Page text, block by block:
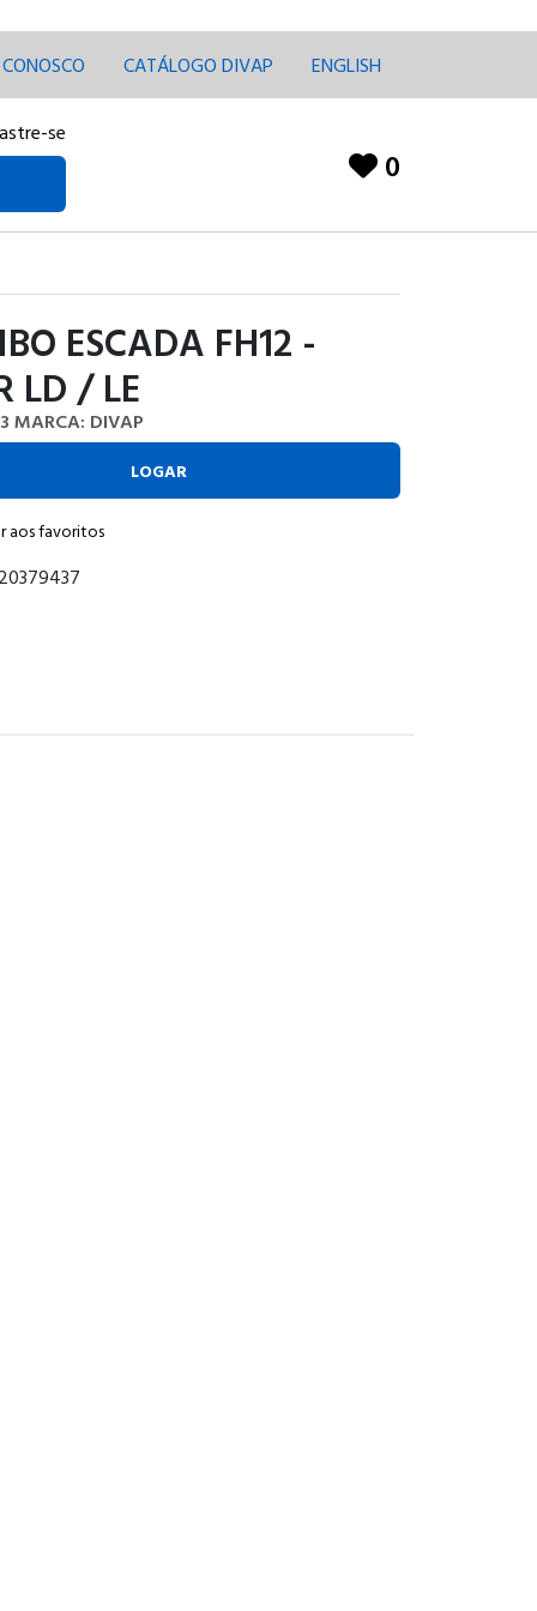
CATÁLOGO DIVAP ENGLISH
se
0
ESCADA FH12 -
LD / LE
MARCA: DIVAP
LOGAR
aos favoritos